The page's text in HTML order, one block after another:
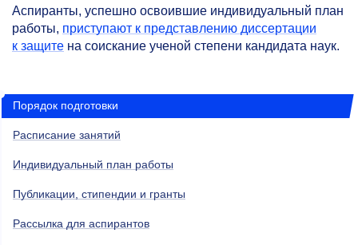
Аспиранты, успешно освоившие индивидуальный план
работы, приступают к представлению диссертации
к защите на соискание ученой степени кандидата наук.
Порядок подготовки
Расписание занятий
Индивидуальный план работы
Публикации, стипендии и гранты
Рассылка для аспирантов